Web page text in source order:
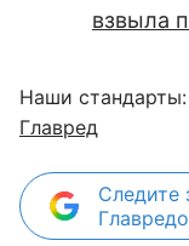
взвыла
Наши стандарты:
Главред
Следите